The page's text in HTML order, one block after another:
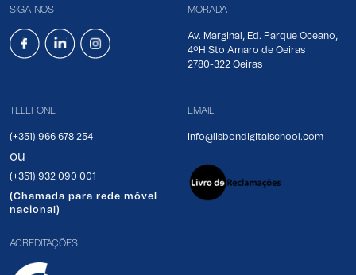
SIGA-NOS MORADA
Av. Marginal, Ed. Parque Oceano,
4ºH Sto Amaro de Oeiras
2780-322 Oeiras
TELEFONE
(+351) 966 678 254
ou
(+351) 932 090 001
(Chamada para rede móvel
nacional)
EMAIL
info@lisbondigitalschool.com
ACREDITAÇÕES